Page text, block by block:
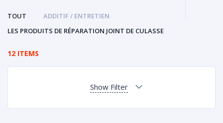
TOUT
ADDITIF / ENTRETIEN
LES PRODUITS DE RÉPARATION JOINT DE CULASSE
12 ITEMS
Show Filter